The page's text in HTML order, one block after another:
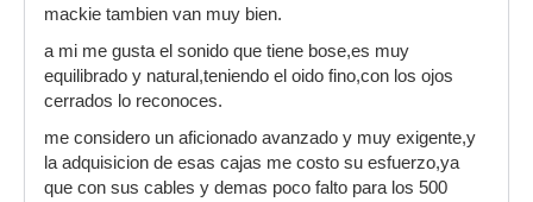
mackie tambien van muy bien.
a mi me gusta el sonido que tiene bose,es muy
equilibrado y natural,teniendo el oido fino,con los ojos
cerrados lo reconoces.
me considero un aficionado avanzado y muy exigente,y
la adquisicion de esas cajas me costo su esfuerzo,ya
que con sus cables y demas poco falto para los 500